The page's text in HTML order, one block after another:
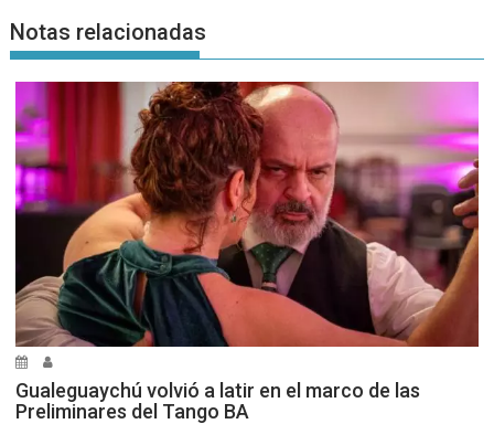
Notas relacionadas
Gualeguaychú volvió a latir en el marco de las
Preliminares del Tango BA